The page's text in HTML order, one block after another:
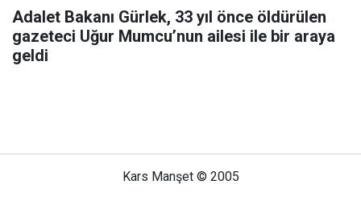
Adalet Bakanı Gürlek, 33 yıl önce öldürülen
gazeteci Uğur Mumcu’nun ailesi ile bir araya
geldi
Kars Manşet © 2005